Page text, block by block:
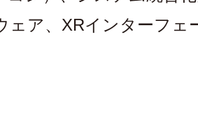
ェア、XRインターフェ